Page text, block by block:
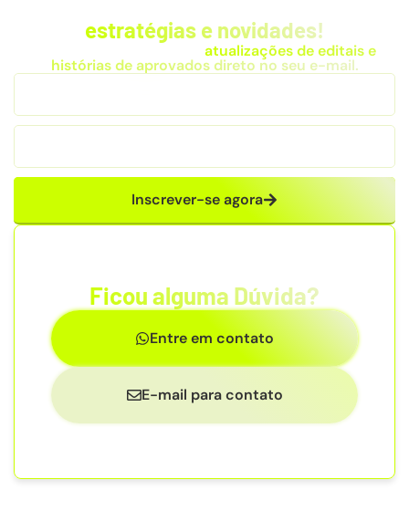
estratégias e novidades!
atualizações de editais e
histórias de aprovados direto no seu e-mail.
Inscrever-se agora
Ficou alguma Dúvida?
Entre em contato
E-mail para contato